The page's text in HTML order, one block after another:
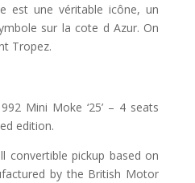
est une véritable icône, un
sur la cote d Azur. On
Tropez.
Mini Moke ‘25’ – 4 seats
edition.
convertible pickup based on
by the British Motor